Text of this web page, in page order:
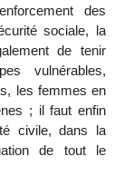
des
sociale, la
de tenir
vulnérables,
les femmes en
; il faut enfin
civile, dans la
de tout le